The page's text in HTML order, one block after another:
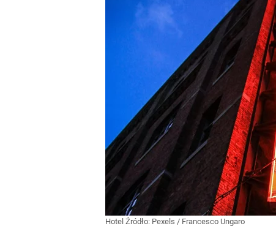
Hotel Źródło: Pexels / Francesco Ungaro